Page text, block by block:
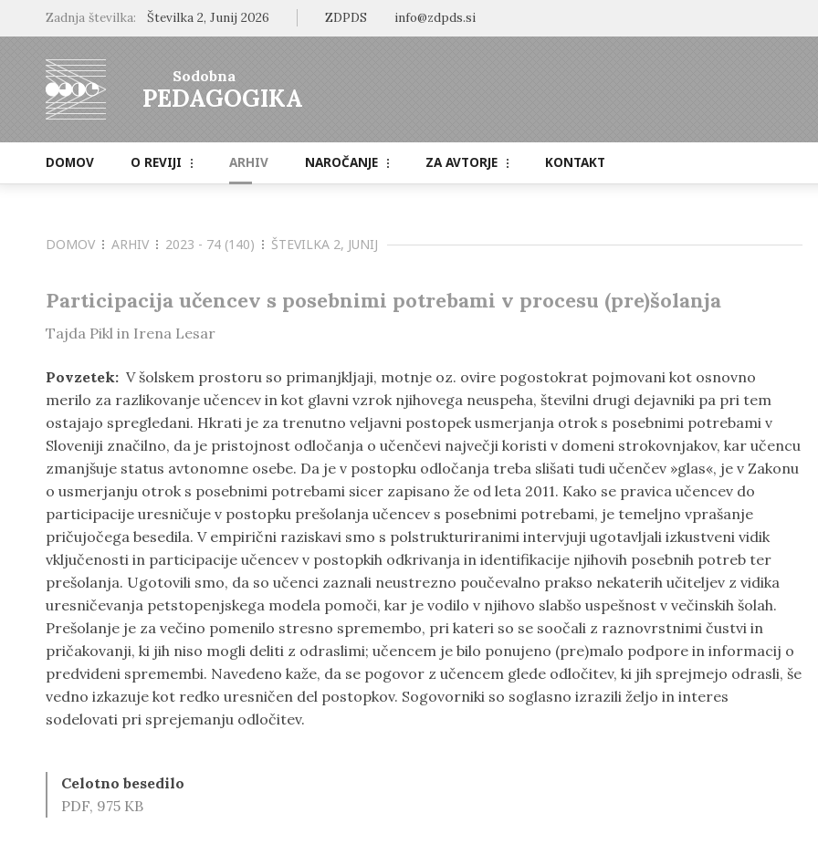
Zadnja številka: Številka 2, Junij 2026 ZDPDS info@zdpds.si
Sodobna
PEDAGOGIKA
DOMOV O REVIJI
Uredništvo
Odprti dostop
Raziskovalni podatki
ARHIV NAROČANJE
Cenik
ZA AVTORJE
Recenzentski postopek
Tematska vabila avtorjem
KONTAKT
DOMOV ARHIV 2023 - 74 (140) ŠTEVILKA 2, JUNIJ
Participacija učencev s posebnimi potrebami v procesu (pre)šolanja
Tajda Pikl in Irena Lesar
Povzetek: V šolskem prostoru so primanjkljaji, motnje oz. ovire pogostokrat pojmovani kot osnovno
merilo za razlikovanje učencev in kot glavni vzrok njihovega neuspeha, številni drugi dejavniki pa pri tem
ostajajo spregledani. Hkrati je za trenutno veljavni postopek usmerjanja otrok s posebnimi potrebami v
Sloveniji značilno, da je pristojnost odločanja o učenčevi največji koristi v domeni strokovnjakov, kar učencu
zmanjšuje status avtonomne osebe. Da je v postopku odločanja treba slišati tudi učenčev »glas«, je v Zakonu
o usmerjanju otrok s posebnimi potrebami sicer zapisano že od leta 2011. Kako se pravica učencev do
participacije uresničuje v postopku prešolanja učencev s posebnimi potrebami, je temeljno vprašanje
pričujočega besedila. V empirični raziskavi smo s polstrukturiranimi intervjuji ugotavljali izkustveni vidik
vključenosti in participacije učencev v postopkih odkrivanja in identifikacije njihovih posebnih potreb ter
prešolanja. Ugotovili smo, da so učenci zaznali neustrezno poučevalno prakso nekaterih učiteljev z vidika
uresničevanja petstopenjskega modela pomoči, kar je vodilo v njihovo slabšo uspešnost v večinskih šolah.
Prešolanje je za večino pomenilo stresno spremembo, pri kateri so se soočali z raznovrstnimi čustvi in
pričakovanji, ki jih niso mogli deliti z odraslimi; učencem je bilo ponujeno (pre)malo podpore in informacij o
predvideni spremembi. Navedeno kaže, da se pogovor z učencem glede odločitev, ki jih sprejmejo odrasli, še
vedno izkazuje kot redko uresničen del postopkov. Sogovorniki so soglasno izrazili željo in interes
sodelovati pri sprejemanju odločitev.
Celotno besedilo
PDF, 975 KB